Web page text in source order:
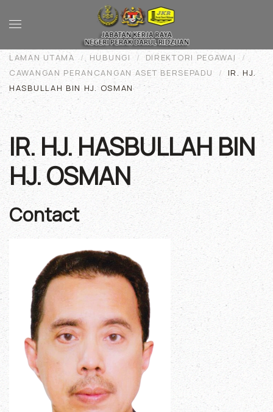
Skip to main content
LAMAN UTAMA HUBUNGI
DIREKTORI PEGAWAI
CAWANGAN PERANCANGAN ASET BERSEPADU
IR. HJ.
HASBULLAH BIN HJ. OSMAN
IR. HJ. HASBULLAH BIN
HJ. OSMAN
Contact